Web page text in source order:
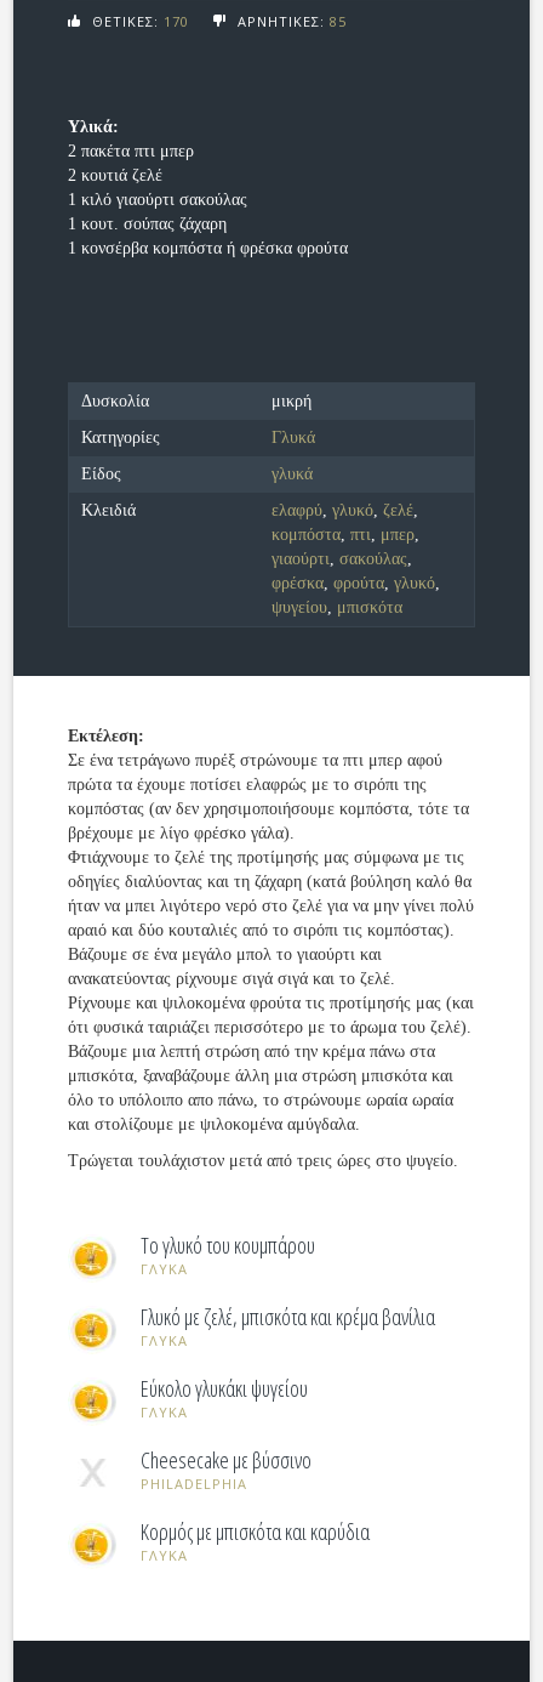
ΘΕΤΙΚΕΣ: 170 ΑΡΝΗΤΙΚΕΣ: 85
Υλικά:
2 πακέτα πτι μπερ
2 κουτιά ζελέ
1 κιλό γιαούρτι σακούλας
1 κουτ. σούπας ζάχαρη
1 κονσέρβα κομπόστα ή φρέσκα φρούτα
Δυσκολία
μικρή
Κατηγορίες
Γλυκά
Είδος
γλυκά
Κλειδιά
ελαφρύ, γλυκό, ζελέ,
κομπόστα, πτι, μπερ,
γιαούρτι, σακούλας,
φρέσκα, φρούτα, γλυκό,
ψυγείου, μπισκότα
Εκτέλεση:
Σε ένα τετράγωνο πυρέξ στρώνουμε τα πτι μπερ αφού
πρώτα τα έχουμε ποτίσει ελαφρώς με το σιρόπι της
κομπόστας (αν δεν χρησιμοποιήσουμε κομπόστα, τότε τα
βρέχουμε με λίγο φρέσκο γάλα).
Φτιάχνουμε το ζελέ της προτίμησής μας σύμφωνα με τις
οδηγίες διαλύοντας και τη ζάχαρη (κατά βούληση καλό θα
ήταν να μπει λιγότερο νερό στο ζελέ για να μην γίνει πολύ
αραιό και δύο κουταλιές από το σιρόπι τις κομπόστας).
Βάζουμε σε ένα μεγάλο μπολ το γιαούρτι και
ανακατεύοντας ρίχνουμε σιγά σιγά και το ζελέ.
Ρίχνουμε και ψιλοκομένα φρούτα τις προτίμησής μας (και
ότι φυσικά ταιριάζει περισσότερο με το άρωμα του ζελέ).
Βάζουμε μια λεπτή στρώση από την κρέμα πάνω στα
μπισκότα, ξαναβάζουμε άλλη μια στρώση μπισκότα και
όλο το υπόλοιπο απο πάνω, το στρώνουμε ωραία ωραία
και στολίζουμε με ψιλοκομένα αμύγδαλα.
Τρώγεται τουλάχιστον μετά από τρεις ώρες στο ψυγείο.
Το γλυκό του κουμπάρου
ΓΛΥΚΑ
Γλυκό με ζελέ, μπισκότα και κρέμα βανίλια
ΓΛΥΚΑ
Εύκολο γλυκάκι ψυγείου
ΓΛΥΚΑ
Cheesecake με βύσσινο
PHILADELPHIA
Κορμός με μπισκότα και καρύδια
ΓΛΥΚΑ